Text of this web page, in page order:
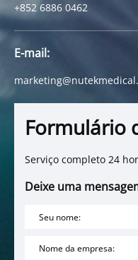
+852 6886 0462
E-mail:
Formulário
Serviço completo 24
Deixe uma
Seu nome:
Nome da empresa: